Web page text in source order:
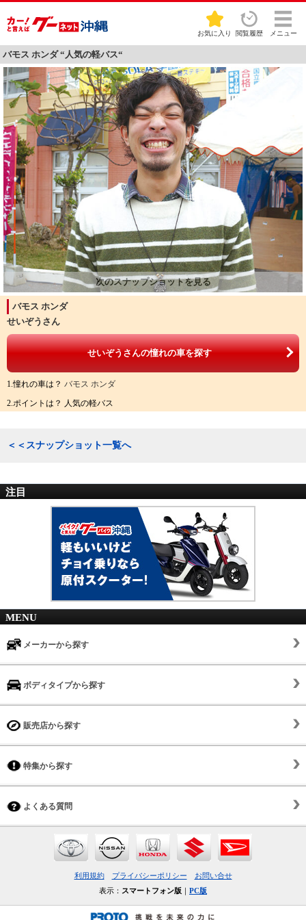
お気に入り 閲覧履歴 メニュー
バモス ホンダ “人気の軽バス“
バモス ホンダ
せいぞうさん
せいぞうさんの憧れの車を探す
1.憧れの車は？ バモス ホンダ
2.ポイントは？ 人気の軽バス
＜＜スナップショット一覧へ
注目
MENU
メーカーから探す
ボディタイプから探す
販売店から探す
特集から探す
よくある質問
利用規約 プライバシーポリシー
お問い合せ
表示： スマートフォン版 ｜ PC版